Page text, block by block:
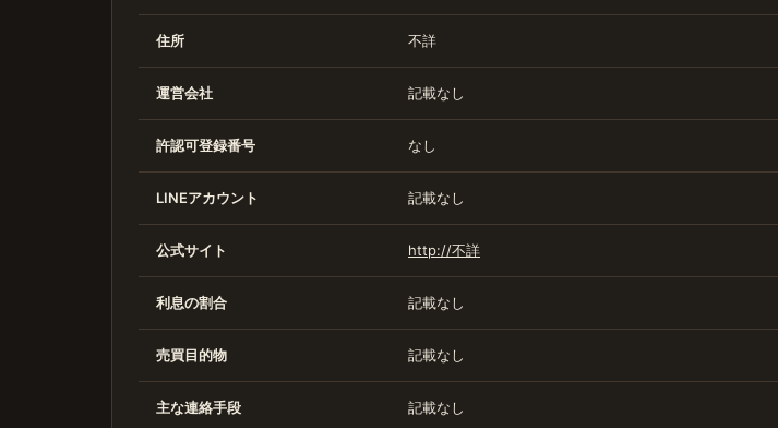
住所 不詳
運営会社 記載なし
許認可登録番号 なし
LINEアカウント 記載なし
公式サイト http://不詳
利息の割合 記載なし
売買目的物 記載なし
主な連絡手段 記載なし